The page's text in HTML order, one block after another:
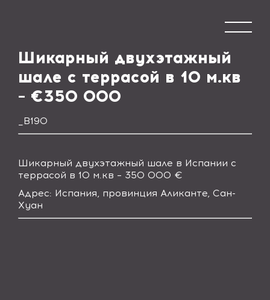
Шикарный двухэтажный
шале с террасой в 10 м.кв
– €350 000
_В190
Шикарный двухэтажный шале в Испании с
террасой в 10 м.кв – 350 000 €
Адрес: Испания, провинция Аликанте, Сан-
Хуан